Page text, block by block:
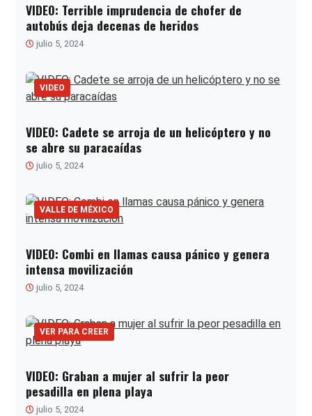
VIDEO: Terrible imprudencia de chofer de
autobús deja decenas de heridos
julio 5, 2024
VIDEO
VIDEO: Cadete se arroja de un helicóptero y no
se abre su paracaídas
julio 5, 2024
VALLE DE MÉXICO
VIDEO: Combi en llamas causa pánico y genera
intensa movilización
julio 5, 2024
VER PARA CREER
VIDEO: Graban a mujer al sufrir la peor
pesadilla en plena playa
julio 5, 2024